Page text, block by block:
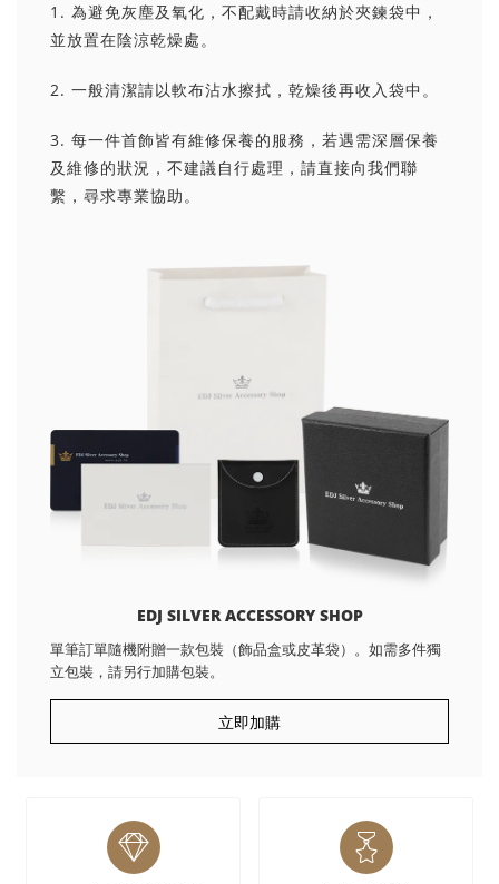
1. 為避免灰塵及氧化，不配戴時請收納於夾鍊袋中，
並放置在陰涼乾燥處。
2. 一般清潔請以軟布沾水擦拭，乾燥後再收入袋中。
3. 每一件首飾皆有維修保養的服務，若遇需深層保養
及維修的狀況，不建議自行處理，請直接向我們聯
繫，尋求專業協助。
EDJ SILVER ACCESSORY SHOP
單筆訂單隨機附贈一款包裝（飾品盒或皮革袋）。如需多件獨
立包裝，請另行加購包裝。
立即加購